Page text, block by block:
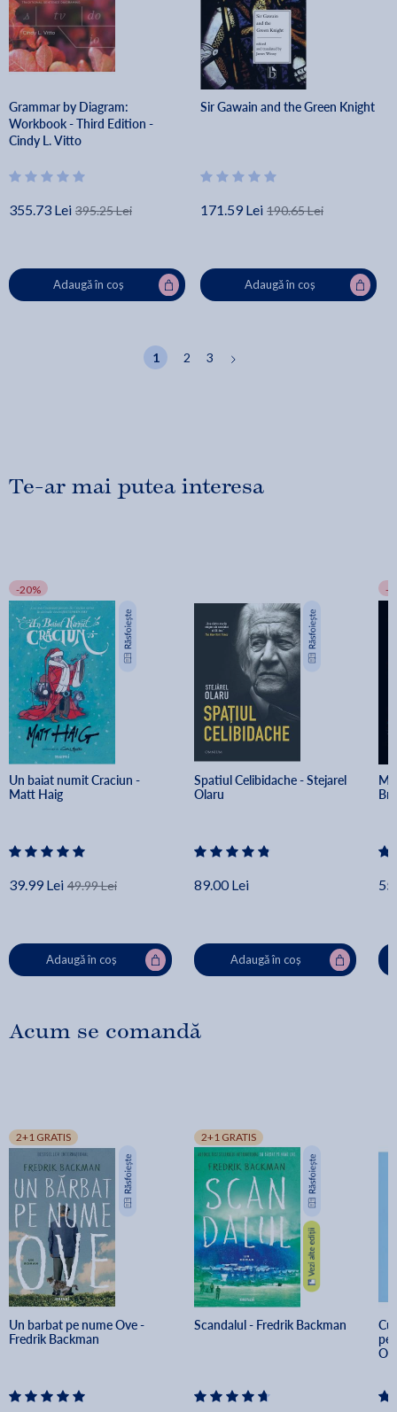
Grammar by Diagram:
Workbook - Third Edition -
Cindy L. Vitto
355.73 Lei 395.25 Lei
Adaugă în coș
Sir Gawain and the Green Knight
171.59 Lei 190.65 Lei
Adaugă în coș
1 2 3
Te-ar mai putea interesa
-20%
Un baiat numit Craciun -
Matt Haig
39.99 Lei 49.99 Lei
Adaugă în coș
Spatiul Celibidache - Stejarel
Olaru
89.00 Lei
Adaugă în coș
-
Acum se comandă
2+1 GRATIS
Un barbat pe nume Ove -
Fredrik Backman
2+1 GRATIS
Scandalul - Fredrik Backman